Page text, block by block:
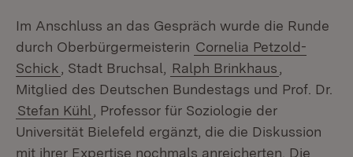
Im Anschluss an das Gespräch wurde die Runde
durch Oberbürgermeisterin Cornelia Petzold-
Schick
, Stadt Bruchsal, Ralph Brinkhaus
Mitglied des Deutschen Bundestags und Prof. Dr.
Stefan Kühl
, Professor für Soziologie der
Universität Bielefeld ergänzt, die die Diskussion
mit ihrer Expertise nochmals anreicherten. Die